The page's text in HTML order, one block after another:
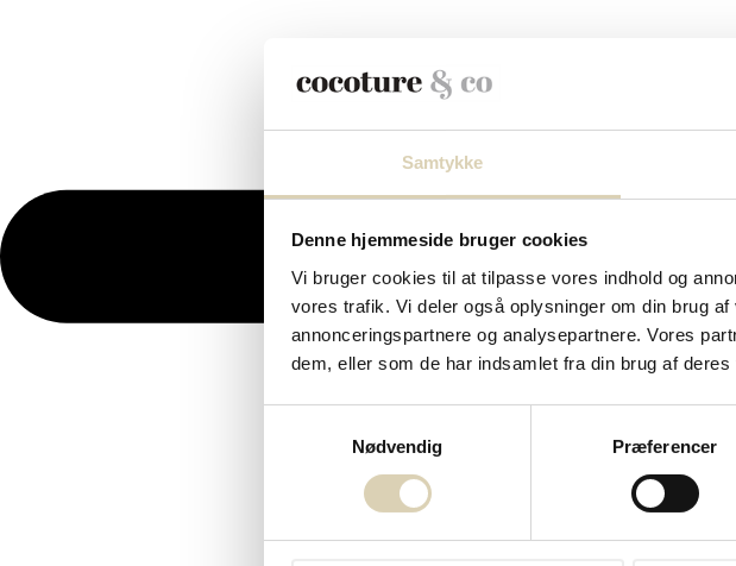
Samtykke
Denne hjemmeside bruger cookies
Vi bruger cookies til at tilpasse vores indhold og
vores trafik. Vi deler også oplysninger om din brug
annonceringspartnere og analysepartnere. Vores
dem, eller som de har indsamlet fra din brug af deres
Nødvendig
Præferencer